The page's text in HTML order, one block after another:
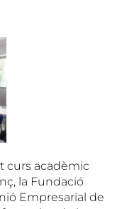
curs acadèmic
la Fundació
Empresarial de